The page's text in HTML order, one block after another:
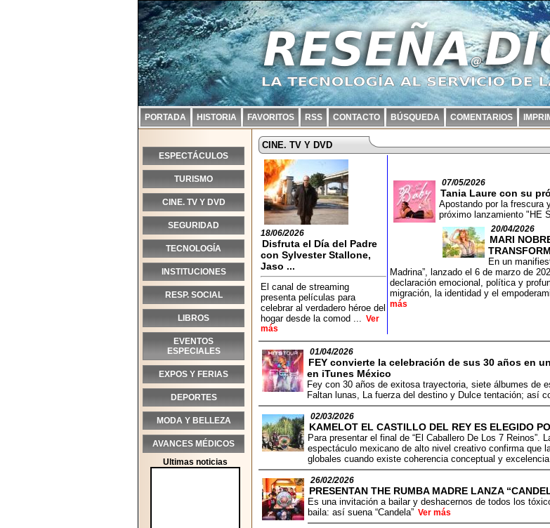
PORTADA HISTORIA FAVORITOS RSS CONTACTO BÚSQUEDA COMENTARIOS
ESPECTÁCULOS
TURISMO
CINE. TV Y DVD
SEGURIDAD
TECNOLOGÍA
INSTITUCIONES
RESP. SOCIAL
LIBROS
EVENTOS
ESPECIALES
EXPOS Y FERIAS
DEPORTES
MODA Y BELLEZA
AVANCES MÉDICOS
Ultimas noticias
CINE. TV Y DVD
18/06/2026
Disfruta el Día del Padre
con Sylvester Stallone,
Jaso ...
El canal de streaming
presenta películas para
celebrar al verdadero héroe del
hogar desde la comod ... Ver
más
07/05/2026
Tania Laure con su
Apostando por la frescura
próximo lanzamiento "HE
20/04/2026
MARI
En un
Madrina”, lanzado el 6 de marzo de
declaración emocional, política y
migración, la identidad y el
más
01/04/2026
FEY convierte la celebración de sus 30 años en
en iTunes México
Fey con 30 años de exitosa trayectoria, siete álbumes de
Faltan lunas, La fuerza del destino y Dulce tentación; así
02/03/2026
KAMELOT EL CASTILLO DEL REY ES ELEGIDO
Para presentar el final de “El Caballero De Los 7
espectáculo mexicano de alto nivel creativo confirma que
globales cuando existe coherencia conceptual y
26/02/2026
PRESENTAN THE RUMBA MADRE LANZA
Es una invitación a bailar y deshacernos de todos los
baila: así suena “Candela” Ver más